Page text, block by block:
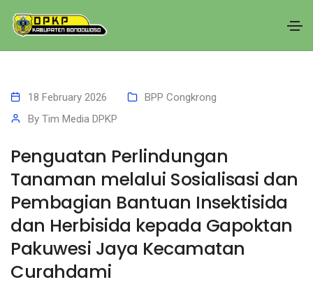
18 February 2026
BPP Congkrong
By Tim Media DPKP
Penguatan Perlindungan
Tanaman melalui Sosialisasi dan
Pembagian Bantuan Insektisida
dan Herbisida kepada Gapoktan
Pakuwesi Jaya Kecamatan
Curahdami